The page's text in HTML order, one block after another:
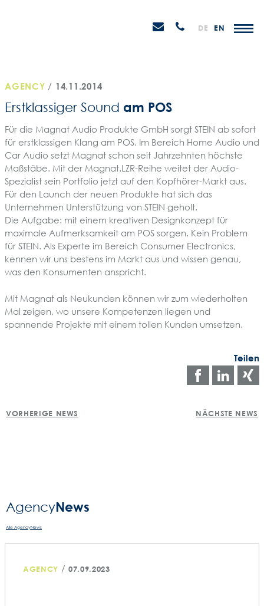
Email Anrufen
DE EN
AGENCY / 14.11.2014
Erstklassiger Sound am POS
Für die Magnat Audio Produkte GmbH sorgt STEIN ab sofort
für erstklassigen Klang am POS. Im Bereich Home Audio und
Car Audio setzt Magnat schon seit Jahrzehnten höchste
Maßstäbe. Mit der Magnat.LZR-Reihe weitet der Audio-
Spezialist sein Portfolio jetzt auf den Kopfhörer-Markt aus.
Für den Launch der neuen Produkte hat sich das
Unternehmen Unterstützung von STEIN geholt.
Die Aufgabe: mit einem kreativen Designkonzept für
maximale Aufmerksamkeit am POS sorgen. Kein Problem
für STEIN. Als Experte im Bereich Consumer Electronics,
kennen wir uns bestens im Markt aus und wissen genau,
was den Konsumenten anspricht.
Mit Magnat als Neukunden können wir zum wiederholten
Mal zeigen, wo unsere Kompetenzen liegen und
spannende Projekte mit einem tollen Kunden umsetzen.
Teilen
Auf
teilen
Auf
POST
VORHERIGE NEWS NÄCHSTE NEWS
Agency­News
Alle AgencyNews
AGENCY /07.09.2023